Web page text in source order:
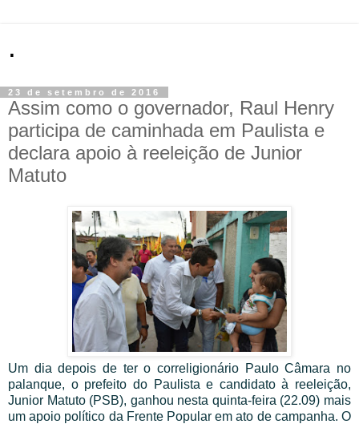
.
23 de setembro de 2016
Assim como o governador, Raul Henry
participa de caminhada em Paulista e
declara apoio à reeleição de Junior
Matuto
Um dia depois de ter o correligionário Paulo Câmara no
palanque, o prefeito do Paulista e candidato à reeleição,
Junior Matuto (PSB), ganhou nesta quinta-feira (22.09) mais
um apoio político da Frente Popular em ato de campanha. O